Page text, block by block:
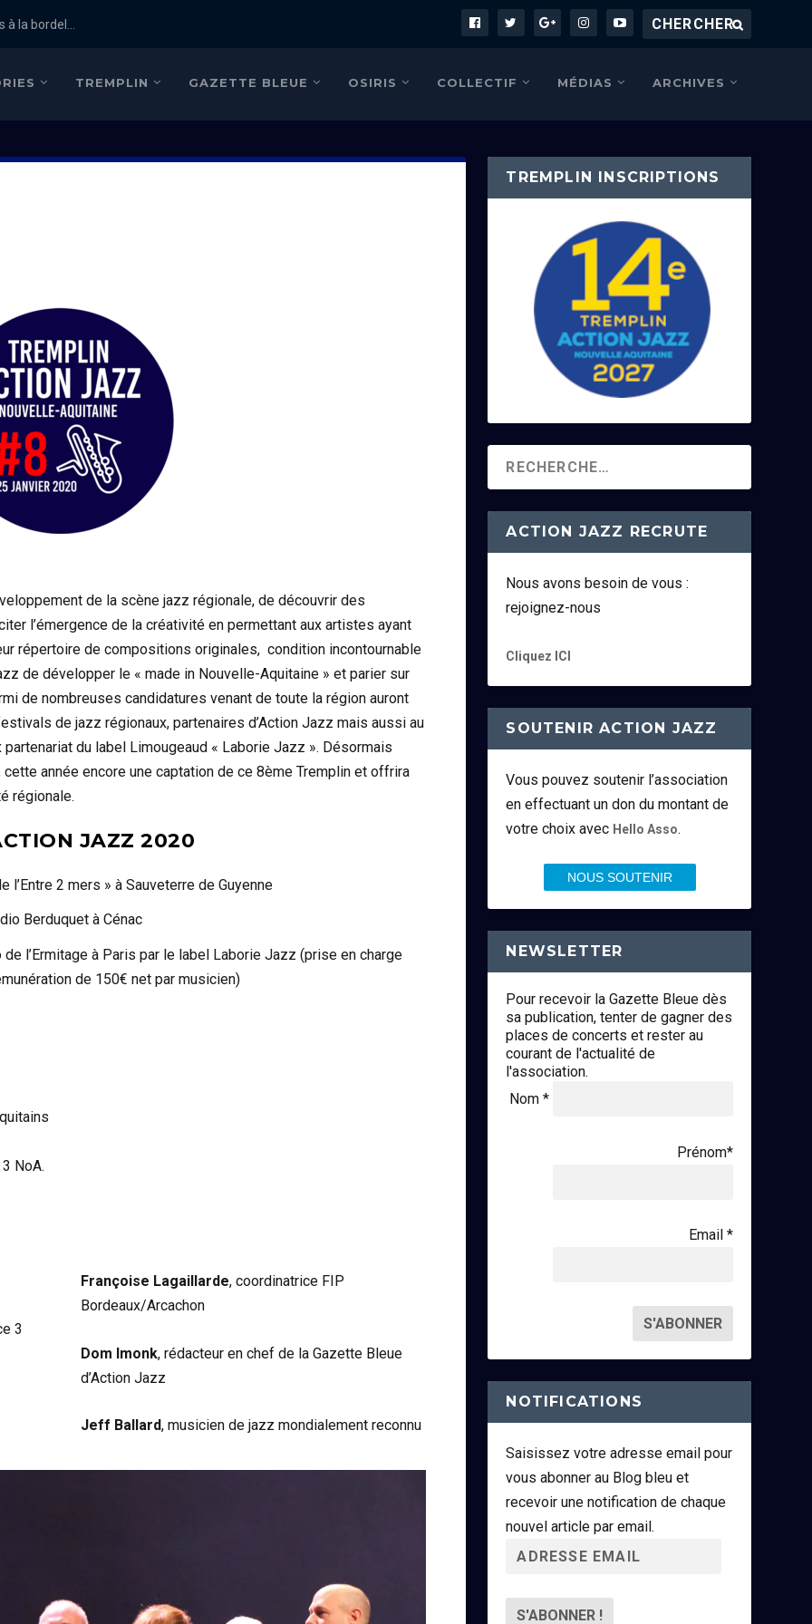
la bordel...
TREMPLIN GAZETTE BLEUE OSIRIS COLLECTIF MÉDIAS ARCHIVES
de la scène jazz régionale, de découvrir des
l’émergence de la créativité en permettant aux artistes ayant
répertoire de compositions originales, condition incontournable
de développer le « made in Nouvelle-Aquitaine » et parier sur
de nombreuses candidatures venant de toute la région auront
de jazz régionaux, partenaires d’Action Jazz mais aussi au
du label Limougeaud « Laborie Jazz ». Désormais
cette année encore une captation de ce 8ème Tremplin et offrira
régionale.
JAZZ 2020
2 mers » à Sauveterre de Guyenne
Berduquet à Cénac
l’Ermitage à Paris par le label Laborie Jazz (prise en charge
de 150€ net par musicien)
NoA.
3
Françoise Lagaillarde, coordinatrice FIP
Bordeaux/Arcachon
Dom Imonk, rédacteur en chef de la Gazette Bleue
d’Action Jazz
Jeff Ballard, musicien de jazz mondialement reconnu
TREMPLIN INSCRIPTIONS
ACTION JAZZ RECRUTE
Nous avons besoin de vous :
rejoignez-nous
Cliquez ICI
SOUTENIR ACTION JAZZ
Vous pouvez soutenir l’association
en effectuant un don du montant de
votre choix avec Hello Asso.
NOUS SOUTENIR
NEWSLETTER
Pour recevoir la Gazette Bleue dès
sa publication, tenter de gagner des
places de concerts et rester au
courant de l'actualité de
l'association.
Nom *
Prénom*
Email *
NOTIFICATIONS
Saisissez votre adresse email pour
vous abonner au Blog bleu et
recevoir une notification de chaque
nouvel article par email.
r